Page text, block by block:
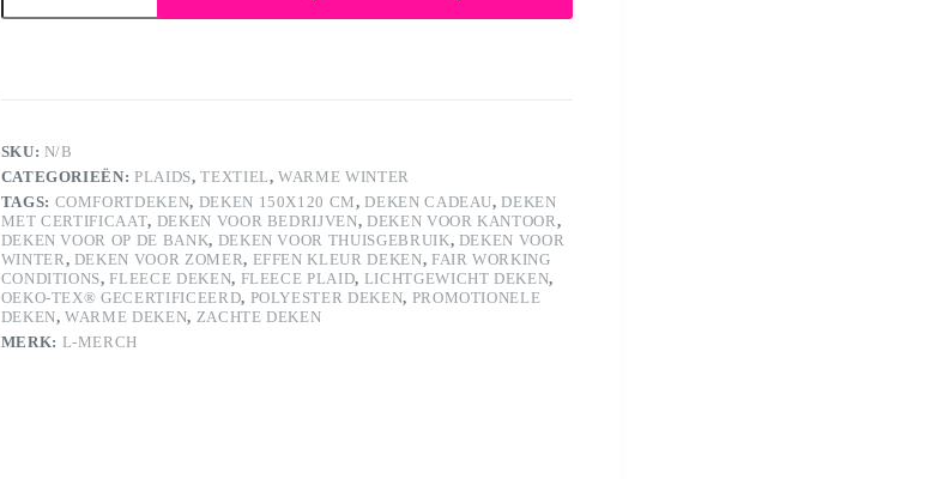
Deken
Stijl
SKU: N/B
CATEGORIEËN:PLAIDS,TEXTIEL,WARME WINTER
TAGS: COMFORTDEKEN, DEKEN 150X120 CM,DEKEN CADEAU,DEKEN
MET CERTIFICAAT, DEKEN VOOR BEDRIJVEN, DEKEN VOOR KANTOOR,
DEKEN VOOR OP DE BANK, DEKEN VOOR THUISGEBRUIK, DEKEN VOOR
WINTER, DEKEN VOOR ZOMER, EFFEN KLEUR DEKEN, FAIR WORKING
CONDITIONS,FLEECE DEKEN, FLEECE PLAID, LICHTGEWICHT DEKEN,
OEKO-TEX® GECERTIFICEERD, POLYESTER DEKEN, PROMOTIONELE
DEKEN,WARME DEKEN, ZACHTE DEKEN
MERK: L-MERCH